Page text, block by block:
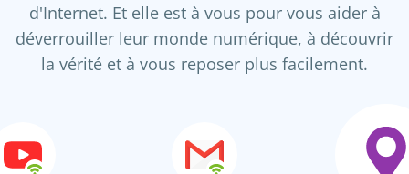
d'Internet. Et elle est à vous pour vous aider à
déverrouiller leur monde numérique, à découvrir
la vérité et à vous reposer plus facilement.